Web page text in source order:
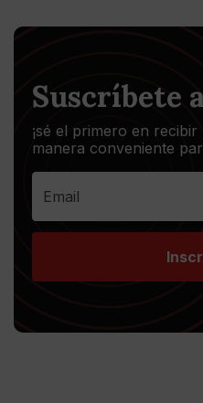
Suscríbete
¡sé el primero en
manera conveniente